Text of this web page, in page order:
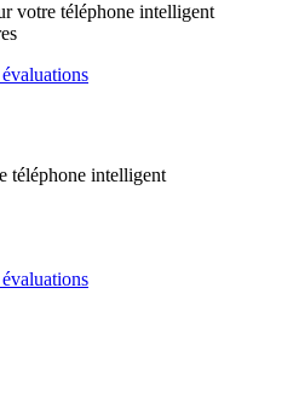
votre téléphone intelligent
téléphone intelligent